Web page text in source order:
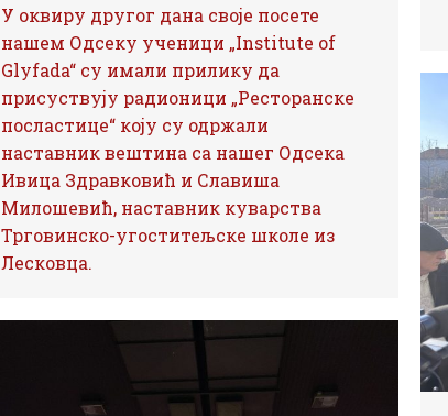
У оквиру другог дана своје посете
нашем Одсеку ученици „Institute of
Glyfada“ су имали прилику да
присуствују радионици „Ресторанске
посластице“ коју су одржали
наставник вештина са нашег Одсека
Ивица Здравковић и Славиша
Милошевић, наставник куварства
Трговинско-угоститељске школе из
Лесковца.